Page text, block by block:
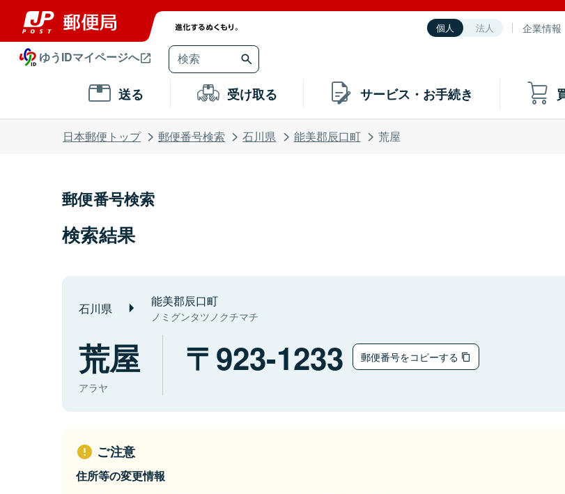
個人 法人 企業情報
ゆうIDマイページへ
送る 受け取る サービス・お手続き
日本郵便トップ 郵便番号検索 石川県 能美郡辰口町 荒屋
郵便番号検索
検索結果
石川県 能美郡辰口町
ノミグンタツノクチマチ
荒屋
アラヤ
923-1233 郵便番号をコピーする
ご注意
住所等の変更情報